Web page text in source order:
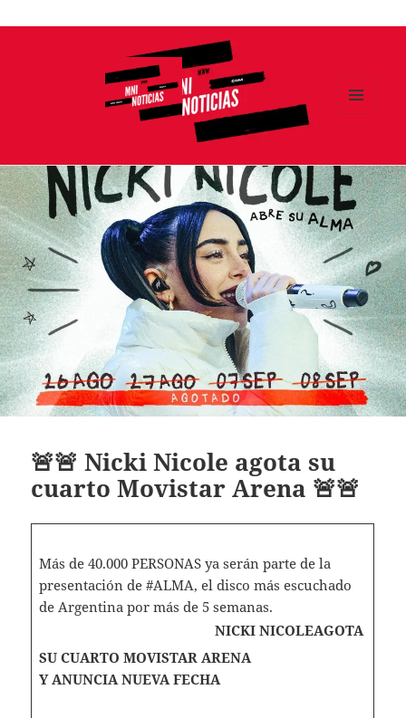
Ir
🚨🚨 Nicki Nicole agota su
cuarto Movistar Arena 🚨🚨
Más de 40.000 PERSONAS ya serán parte de la
presentación de #ALMA, el disco más escuchado
de Argentina por más de 5 semanas.
NICKI NICOLEAGOTA
SU CUARTO MOVISTAR ARENA
Y ANUNCIA NUEVA FECHA